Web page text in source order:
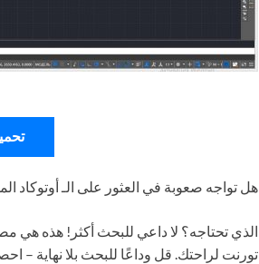
هل تواجه صعوبة في العثور على الـ أوتوكاد
الذي تحتاجه؟ لا داعي للبحث أكثر! هذه هي
تورنت لراحتك. قل وداعًا للبحث بلا نهاية –